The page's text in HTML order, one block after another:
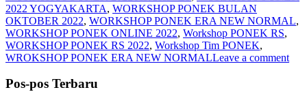
2022 YOGYAKARTA, WORKSHOP PONEK BULAN
OKTOBER 2022, WORKSHOP PONEK ERA NEW NORMAL,
WORKSHOP PONEK ONLINE 2022, Workshop PONEK RS,
WORKSHOP PONEK RS 2022, Workshop Tim PONEK,
WROKSHOP PONEK ERA NEW NORMALLeave a comment
Pos-pos Terbaru